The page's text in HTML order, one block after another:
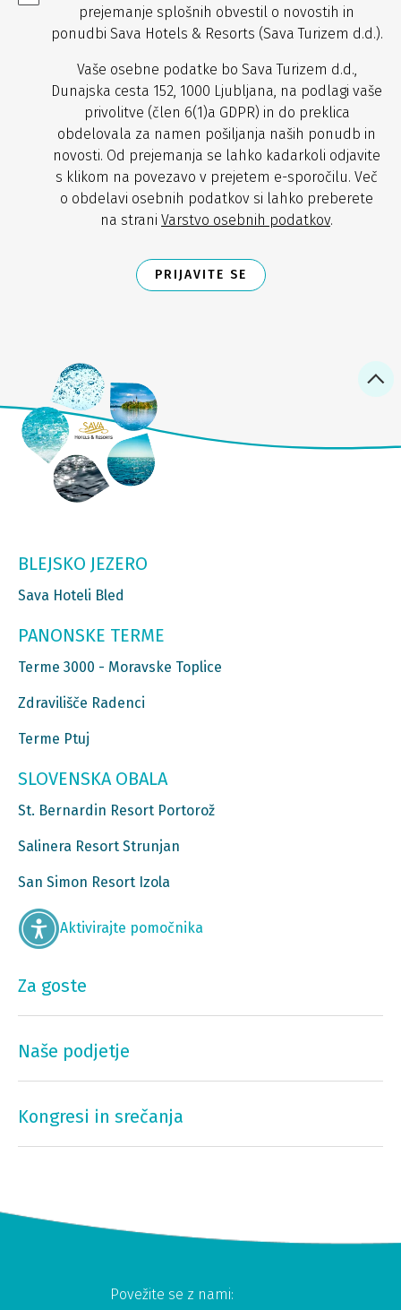
prejemanje splošnih obvestil o novostih in
ponudbi Sava Hotels & Resorts (Sava Turizem d.d.).
Vaše osebne podatke bo Sava Turizem d.d.,
Dunajska cesta 152, 1000 Ljubljana, na podlagi vaše
privolitve (člen 6(1)a GDPR) in do preklica
obdelovala za namen pošiljanja naših ponudb in
novosti. Od prejemanja se lahko kadarkoli odjavite
s klikom na povezavo v prejetem e-sporočilu. Več
o obdelavi osebnih podatkov si lahko preberete
na strani Varstvo osebnih podatkov.
PRIJAVITE SE
BLEJSKO JEZERO
Sava Hoteli Bled
PANONSKE TERME
Terme 3000 - Moravske Toplice
Zdravilišče Radenci
Terme Ptuj
SLOVENSKA OBALA
St. Bernardin Resort Portorož
Salinera Resort Strunjan
San Simon Resort Izola
Aktivirajte pomočnika
Za goste
Naše podjetje
Kongresi in srečanja
Povežite se z nami: